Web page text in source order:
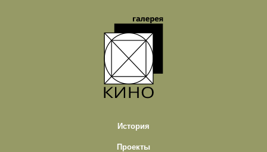
История
Проекты